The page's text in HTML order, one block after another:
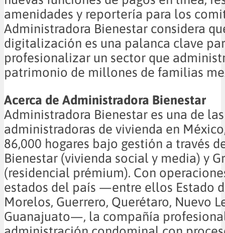
amenidades y reportería para los
Administradora Bienestar considera
digitalización es una palanca clave
profesionalizar un sector que
patrimonio de millones de familias
Acerca de Administradora Bienestar
Administradora Bienestar es una de
administradoras de vivienda en
86,000 hogares bajo gestión a través
Bienestar (vivienda social y media) y
(residencial prémium). Con
estados del país —entre ellos Estado
Morelos, Guerrero, Querétaro, Nuevo
Guanajuato—, la compañía